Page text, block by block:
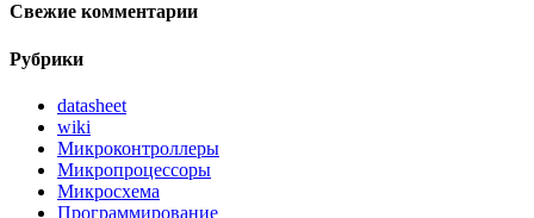
Свежие комментарии
Рубрики
datasheet
wiki
Микроконтроллеры
Микропроцессоры
Микросхема
Программирование